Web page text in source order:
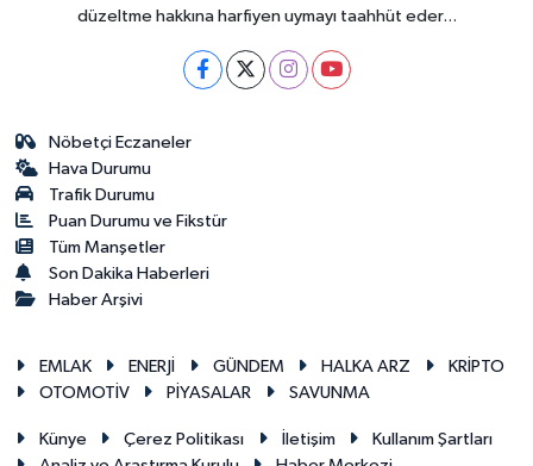
düzeltme hakkına harfiyen uymayı taahhüt eder...
Nöbetçi Eczaneler
Hava Durumu
Trafik Durumu
Puan Durumu ve Fikstür
Tüm Manşetler
Son Dakika Haberleri
Haber Arşivi
EMLAK ENERJİ GÜNDEM HALKA ARZ
KRİPTO
OTOMOTİV
PİYASALAR SAVUNMA
Künye Çerez Politikası İletişim
Kullanım Şartları